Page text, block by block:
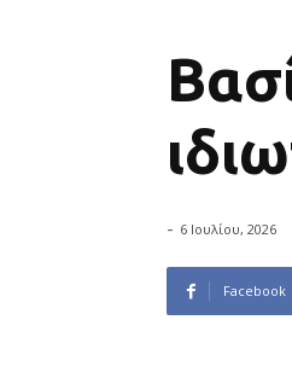
- 6 Ιουλίου, 2026
Facebook